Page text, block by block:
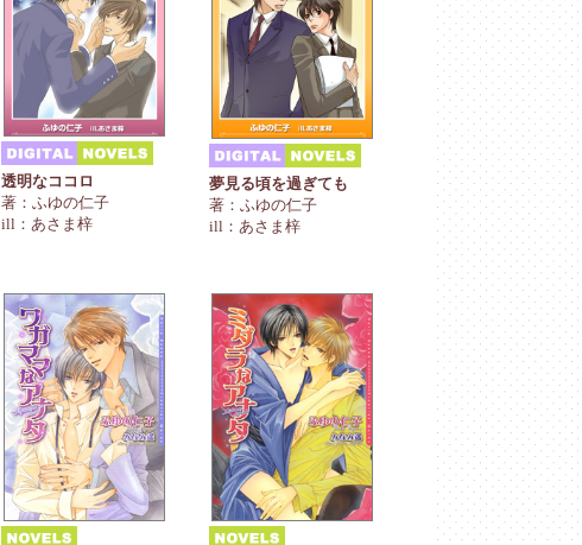
透明なココロ
著：ふゆの仁子
ill：あさま梓
夢見る頃を過ぎても
著：ふゆの仁子
ill：あさま梓